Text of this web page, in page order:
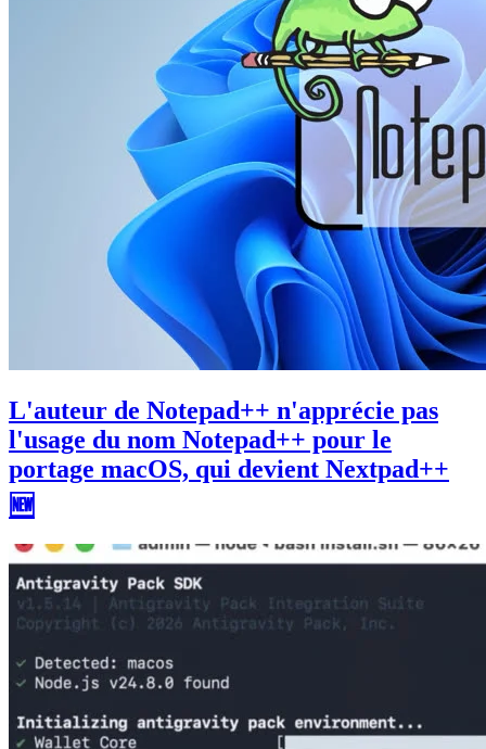
L'auteur de Notepad++ n'apprécie pas
l'usage du nom Notepad++ pour le
portage macOS, qui devient Nextpad++
🆕